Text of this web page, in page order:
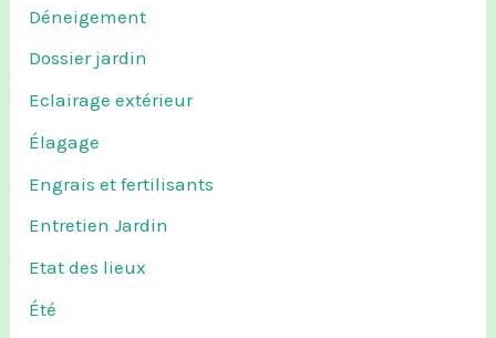
Déneigement
Dossier jardin
Eclairage extérieur
Élagage
Engrais et fertilisants
Entretien Jardin
Etat des lieux
Été